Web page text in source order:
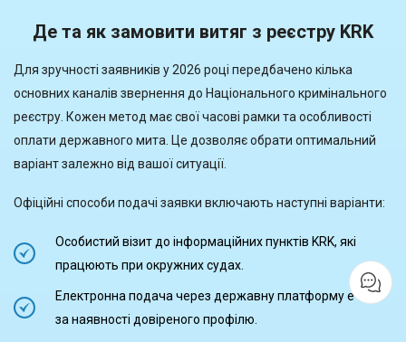
Де та як замовити витяг з реєстру KRK
Для зручності заявників у 2026 році передбачено кілька
основних каналів звернення до Національного кримінального
реєстру. Кожен метод має свої часові рамки та особливості
оплати державного мита. Це дозволяє обрати оптимальний
варіант залежно від вашої ситуації.
Офіційні способи подачі заявки включають наступні варіанти:
Особистий візит до інформаційних пунктів KRK, які
працюють при окружних судах.
Електронна подача через державну платформу e-KRK
за наявності довіреного профілю.